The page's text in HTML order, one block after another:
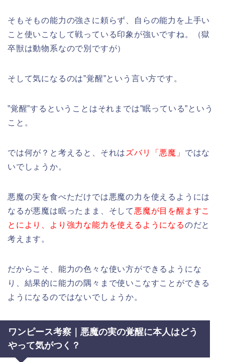
そもそもの能力の強さに頼らず、自らの能力を上手い
こと使いこなして戦っている印象が強いですね。（獄
卒獣は動物系なので別ですが）
そして気になるのは”覚醒”という言い方です。
”覚醒”するということはそれまでは”眠っている”という
こと。
では何が？と考えると、それは ズバリ「悪魔」 ではな
いでしょうか。
悪魔の実を食べただけでは悪魔の力を使えるようには
なるが悪魔は眠ったまま、そして 悪魔が目を醒ますこ
とにより、より強力な能力を使えるようになるのだと
考えます。
だからこそ、能力の色々な使い方ができるようにな
り、結果的に能力の隅々まで使いこなすことができる
ようになるのではないでしょうか。
ワンピース考察｜悪魔の実の覚醒に本人はどう
やって気がつく？